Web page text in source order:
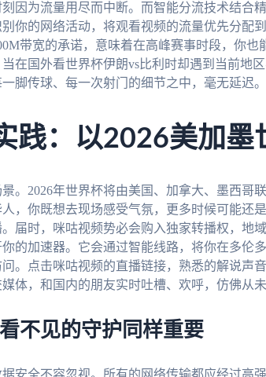
因为流量用尽而中断。而智能分流技术结合
你的网络活动，将观看视频的流量优先分配
带宽的承诺，意味着在高峰赛事时段，你也
在国外看世界杯伊朗vs比利时却遇到当前地
脚传球、每一次射门的细节之中，毫无延迟。
践：以2026美加墨
。2026年世界杯将由美国、加拿大、墨西哥
，你既想去现场感受气氛，更多时候可能还
届时，咪咕视频势必会购入独家转播权，地
的加速器。它会通过智能线路，将你在多伦
。点击咪咕视频的直播链接，熟悉的解说声
体，和国内的朋友实时吐槽、欢呼，仿佛从未
不见的守护同样重要
安全不容忽视。所有的网络传输都应经过高